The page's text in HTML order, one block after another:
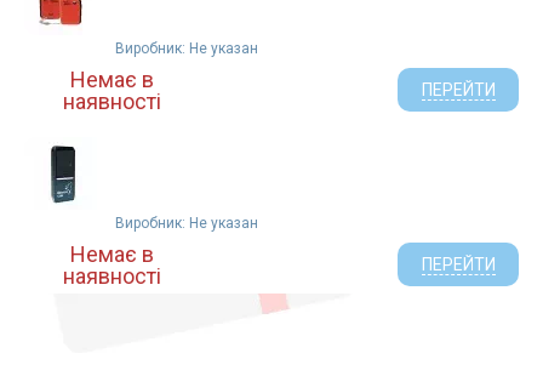
Виробник: Не указан
Немає в
наявності
ПЕРЕЙТИ
Виробник: Не указан
Немає в
наявності
ПЕРЕЙТИ